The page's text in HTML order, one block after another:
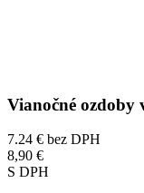
Vianočné ozdoby
7.24 € bez DPH
8,90 €
S DPH